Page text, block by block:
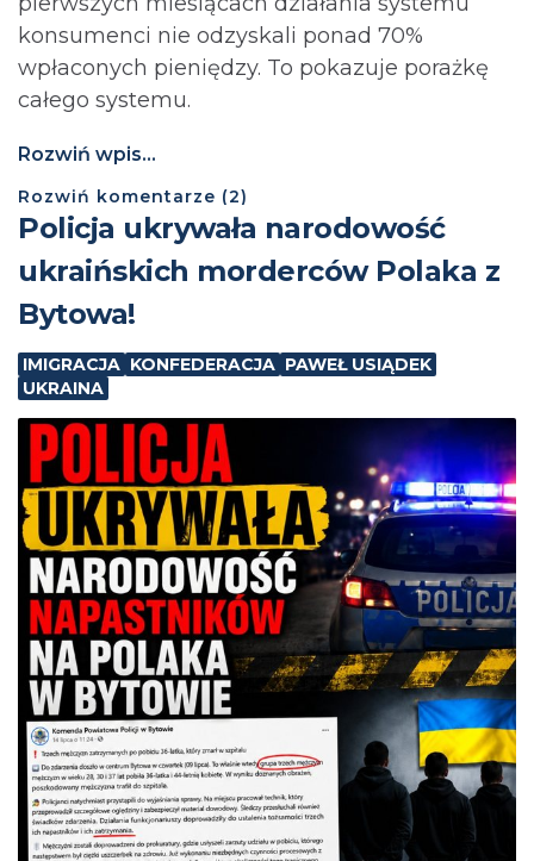
konsumenci nie odzyskali ponad 70%
wpłaconych pieniędzy. To pokazuje porażkę
całego systemu.
Rozwiń wpis...
Rozwiń komentarze (2)
Policja ukrywała narodowość
ukraińskich morderców Polaka z
Bytowa!
IMIGRACJA KONFEDERACJA PAWEŁ USIĄDEK
UKRAINA